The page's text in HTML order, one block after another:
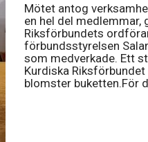
Mötet antog
en hel del medlemmar,
Riksförbundets
förbundsstyrelsen
som medverkade. Ett
Kurdiska
blomster buketten.För